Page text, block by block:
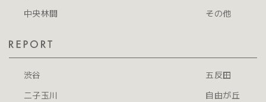
中央林間
その他
渋谷
二子玉川
五反田
自由が丘